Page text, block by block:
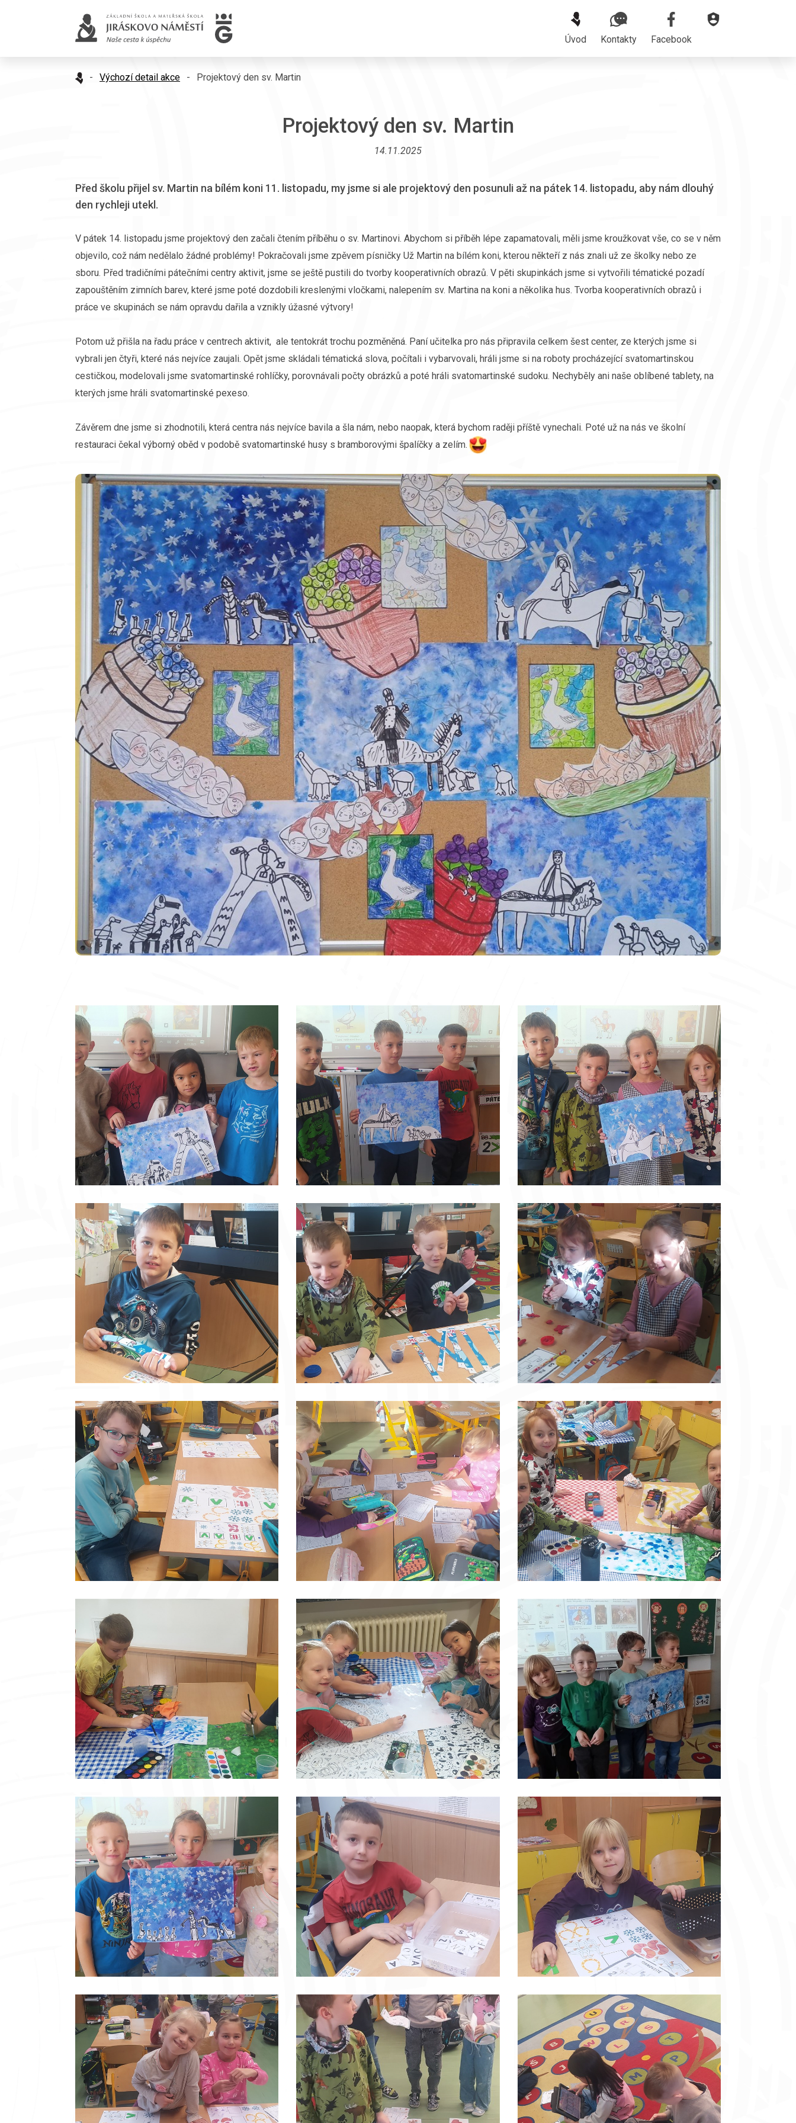
Úvod Kontakty Facebook
- Výchozí detail akce - Projektový den sv. Martin
Projektový den sv. Martin
14.11.2025
Před školu přijel sv. Martin na bílém koni 11. listopadu, my jsme si ale projektový den posunuli až na pátek 14. listopadu, aby nám dlouhý
den rychleji utekl.
V pátek 14. listopadu jsme projektový den začali čtením příběhu o sv. Martinovi. Abychom si příběh lépe zapamatovali, měli jsme kroužkovat vše, co se v něm
objevilo, což nám nedělalo žádné problémy! Pokračovali jsme zpěvem písničky Už Martin na bílém koni, kterou někteří z nás znali už ze školky nebo ze
sboru. Před tradičními pátečními centry aktivit, jsme se ještě pustili do tvorby kooperativních obrazů. V pěti skupinkách jsme si vytvořili tématické pozadí
zapouštěním zimních barev, které jsme poté dozdobili kreslenými vločkami, nalepením sv. Martina na koni a několika hus. Tvorba kooperativních obrazů i
práce ve skupinách se nám opravdu dařila a vznikly úžasné výtvory!
Potom už přišla na řadu práce v centrech aktivit, ale tentokrát trochu pozměněná. Paní učitelka pro nás připravila celkem šest center, ze kterých jsme si
vybrali jen čtyři, které nás nejvíce zaujali. Opět jsme skládali tématická slova, počítali i vybarvovali, hráli jsme si na roboty procházející svatomartinskou
cestičkou, modelovali jsme svatomartinské rohlíčky, porovnávali počty obrázků a poté hráli svatomartinské sudoku. Nechyběly ani naše oblíbené tablety, na
kterých jsme hráli svatomartinské pexeso.
Závěrem dne jsme si zhodnotili, která centra nás nejvíce bavila a šla nám, nebo naopak, která bychom raději příště vynechali. Poté už na nás ve školní
restauraci čekal výborný oběd v podobě svatomartinské husy s bramborovými špalíčky a zelím.